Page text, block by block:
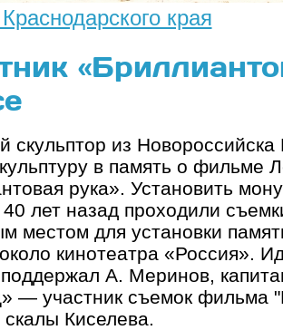
края
скульптор из
в память о фильме
рука». Установить
40 лет назад проходили
местом для установки
кинотеатра «Россия».
А. Меринов,
— участник съемок фильма
Киселева.